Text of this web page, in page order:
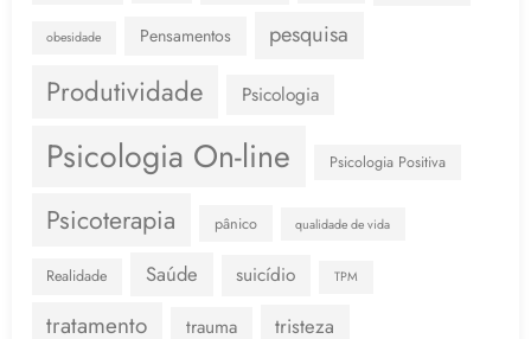
obesidade Pensamentos pesquisa
Produtividade Psicologia
Psicologia On-line Psicologia Positiva
Psicoterapia pânico qualidade de vida
Realidade Saúde suicídio TPM
tratamento trauma tristeza